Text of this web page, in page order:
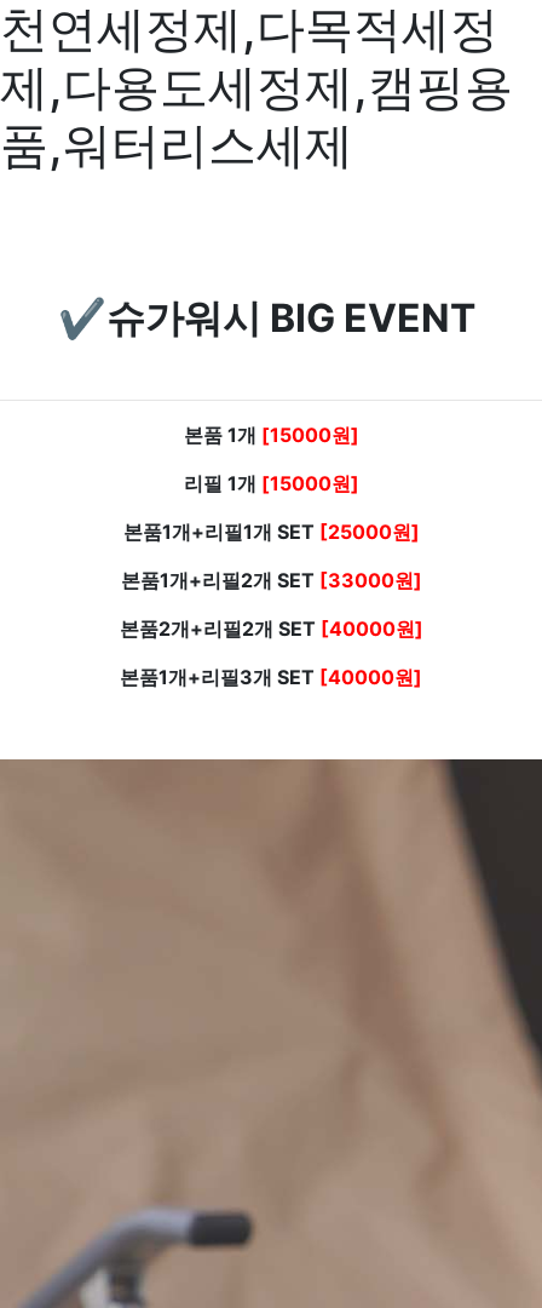
천연세정제,다목적세정
제,다용도세정제,캠핑용
품,워터리스세제
✔️슈가워시 BIG EVENT
본품 1개 [15000원]
리필 1개 [15000원]
본품1개+리필1개 SET[25000원]
본품1개+리필2개 SET[33000원]
본품2개+리필2개 SET [40000원]
본품1개+리필3개 SET [40000원]